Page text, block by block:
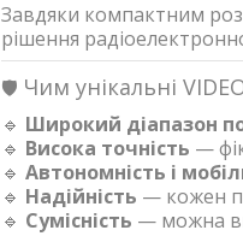
Завдяки компактним
рішення
🛡️ Чим унікальні
🔹 Широкий діапазон
🔹 Висока точність —
🔹 Автономність і
🔹 Надійність — кожен
🔹 Сумісність — можна